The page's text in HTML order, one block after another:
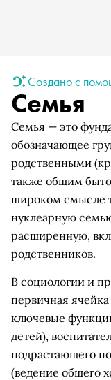
Создано с
Семья
Семья — это
обозначающее
родственными
также общим
широком смысле
нуклеарную
расширенную,
родственников.
В социологии и
первичная
ключевые
детей),
подрастающего
(ведение общего